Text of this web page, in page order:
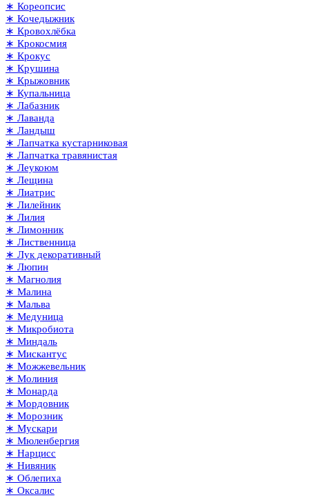
∗ Кореопсис
∗ Кочедыжник
∗ Кровохлёбка
∗ Крокосмия
∗ Крокус
∗ Крушина
∗ Крыжовник
∗ Купальница
∗ Лабазник
∗ Лаванда
∗ Ландыш
∗ Лапчатка кустарниковая
∗ Лапчатка травянистая
∗ Леукоюм
∗ Лещина
∗ Лиатрис
∗ Лилейник
∗ Лилия
∗ Лимонник
∗ Лиственница
∗ Лук декоративный
∗ Люпин
∗ Магнолия
∗ Малина
∗ Мальва
∗ Медуница
∗ Микробиота
∗ Миндаль
∗ Мискантус
∗ Можжевельник
∗ Молиния
∗ Монарда
∗ Мордовник
∗ Морозник
∗ Мускари
∗ Мюленбергия
∗ Нарцисс
∗ Нивяник
∗ Облепиха
∗ Оксалис